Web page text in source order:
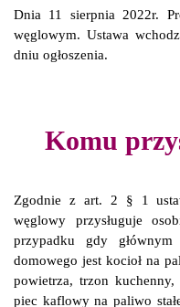
Dnia 11 sierpnia 2022r.
węglowym. Ustawa
dniu ogłoszenia.
Komu
Zgodnie z art. 2 § 1
węglowy przysługuje
przypadku gdy głównym
domowego jest kocioł na
powietrza, trzon
piec kaflowy na paliwo